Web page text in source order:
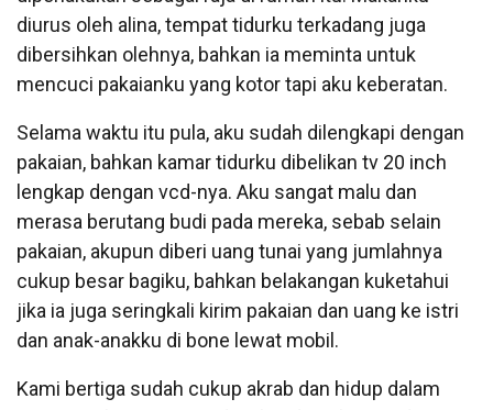
diurus oleh alina, tempat tidurku terkadang juga
dibersihkan olehnya, bahkan ia meminta untuk
mencuci pakaianku yang kotor tapi aku keberatan.
Selama waktu itu pula, aku sudah dilengkapi dengan
pakaian, bahkan kamar tidurku dibelikan tv 20 inch
lengkap dengan vcd-nya. Aku sangat malu dan
merasa berutang budi pada mereka, sebab selain
pakaian, akupun diberi uang tunai yang jumlahnya
cukup besar bagiku, bahkan belakangan kuketahui
jika ia juga seringkali kirim pakaian dan uang ke istri
dan anak-anakku di bone lewat mobil.
Kami bertiga sudah cukup akrab dan hidup dalam